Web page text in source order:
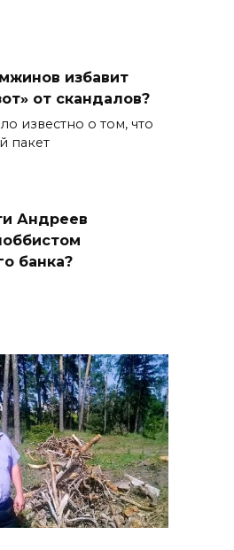
избавит
от скандалов?
известно о том, что
пакет
Андреев
банка?